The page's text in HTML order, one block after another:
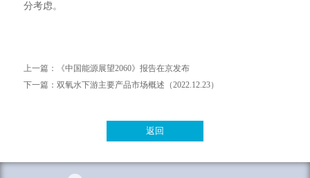
分考虑。
上一篇：
《中国能源展望2060》报告在京发布
下一篇： 双氧水下游主要产品市场概述（2022.12.23）
返回